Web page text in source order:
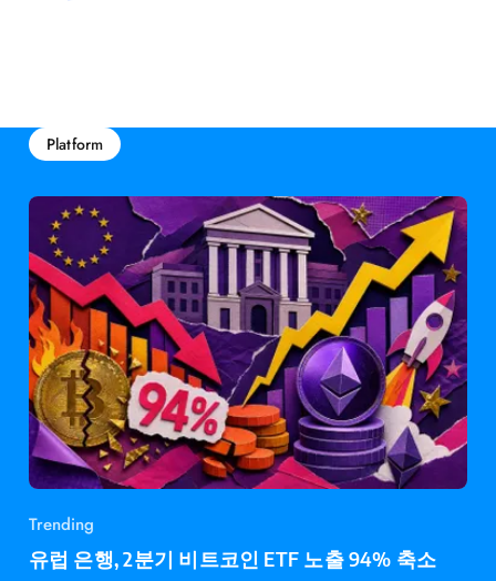
Platform
Trending
유럽 은행, 2분기 비트코인 ETF 노출 94% 축소